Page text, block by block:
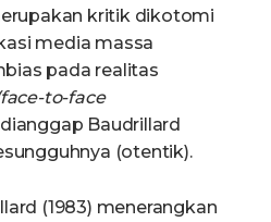
kritik dikotomi
media massa
pada realitas
to-face
Baudrillard
(otentik).
(1983) menerangkan